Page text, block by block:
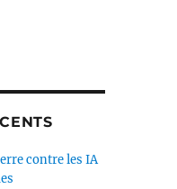
contre les IA